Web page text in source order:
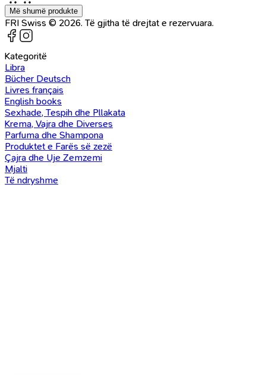
Më shumë produkte
FRI Swiss © 2026. Të gjitha të drejtat e rezervuara.
Kategoritë
Libra
Bücher Deutsch
Livres français
English books
Sexhade, Tespih dhe Pllakata
Krema, Vajra dhe Diverses
Parfuma dhe Shampona
Produktet e Farës së zezë
Çajra dhe Uje Zemzemi
Mjalti
Të ndryshme